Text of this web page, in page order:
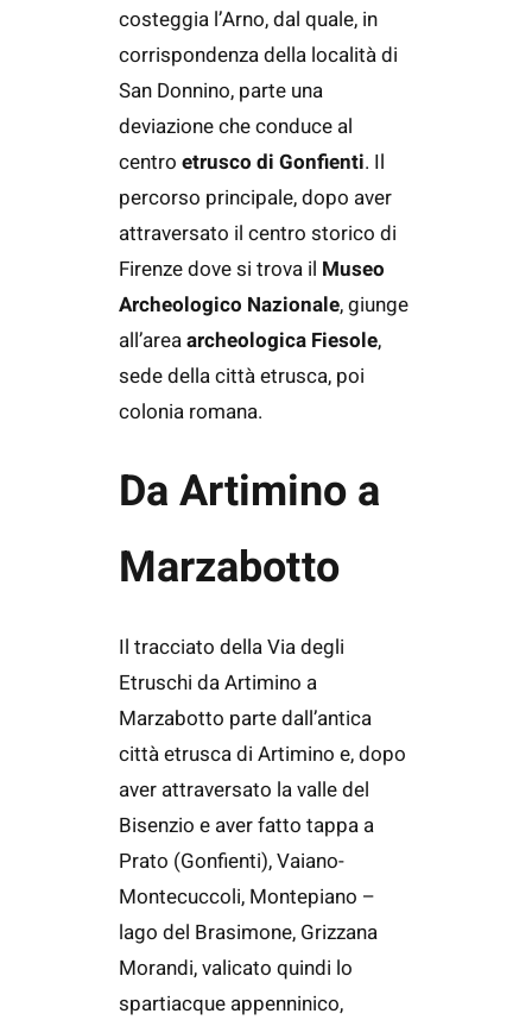
costeggia l’Arno, dal quale, in
corrispondenza della località di
San Donnino, parte una
deviazione che conduce al
centro etrusco di Gonfienti. Il
percorso principale, dopo aver
attraversato il centro storico di
Firenze dove si trova il Museo
Archeologico Nazionale, giunge
all’areaarcheologica Fiesole,
sede della città etrusca, poi
colonia romana.
Da Artimino a
Marzabotto
Il tracciato della Via degli
Etruschi da Artimino a
Marzabotto parte dall’antica
città etrusca di Artimino e, dopo
aver attraversato la valle del
Bisenzio e aver fatto tappa a
Prato (Gonfienti), Vaiano-
Montecuccoli, Montepiano –
lago del Brasimone, Grizzana
Morandi, valicato quindi lo
spartiacque appenninico,